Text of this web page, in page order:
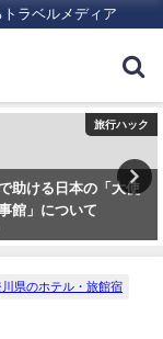
ラベルメディア
旅行ハック
助ける日本の「大使
館」について
川県のホテル・旅館宿